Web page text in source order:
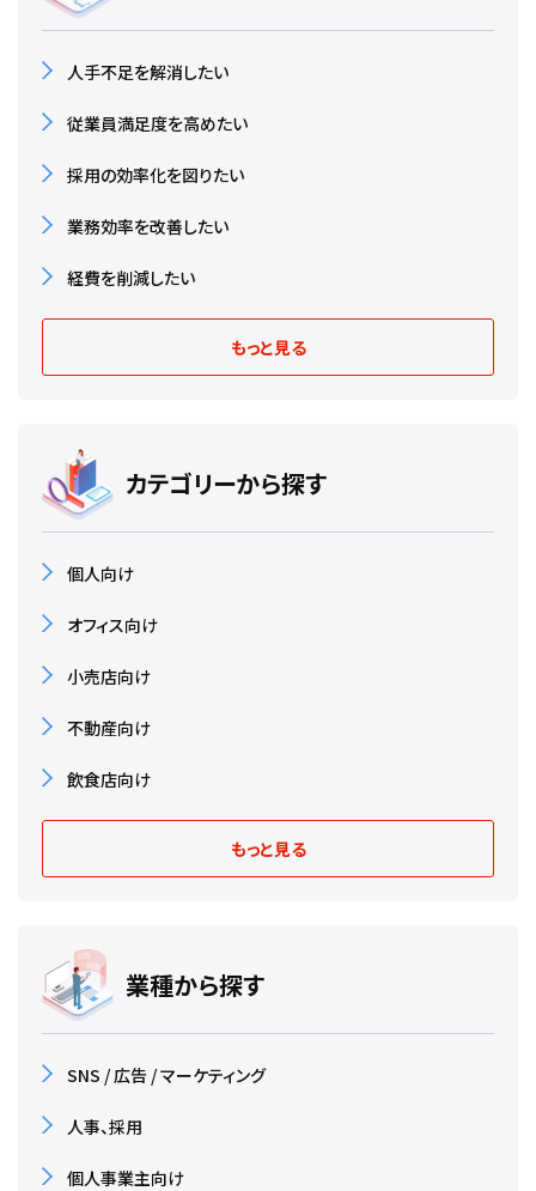
人手不足を解消したい
従業員満足度を高めたい
採用の効率化を図りたい
業務効率を改善したい
経費を削減したい
もっと見る
カテゴリーから探す
個人向け
オフィス向け
小売店向け
不動産向け
飲食店向け
もっと見る
業種から探す
SNS / 広告 / マーケティング
人事、採用
個人事業主向け